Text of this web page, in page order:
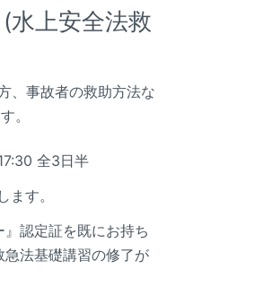
水上安全法救
、事故者の救助方法な
。
全3日半
す。
認定証を既にお持ち
法基礎講習の修了が